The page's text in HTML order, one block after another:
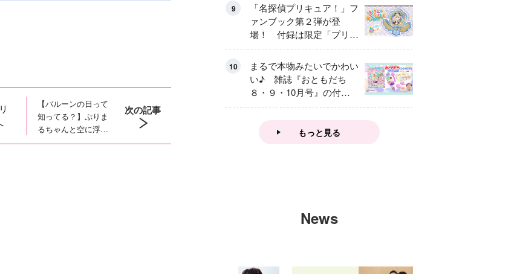
【バルーンの日って
知ってる？】ぷりま
るちゃんと空に浮か
ぶキラキラ風船！８
次の記事
9
「名探偵プリキュア！」フ
ァンブック第２弾が登
場！ 付録は限定「プリキ
ュアマコトジュエル キュ
アアルカナ・シャドウ ア
イスver.」 キュアエクレ
ールを大特集！
10
まるで本物みたいでかわい
い♪ 雑誌『おともだち
８・９・10月号』の付録
は『サーティワン アイス
もっと見る
News